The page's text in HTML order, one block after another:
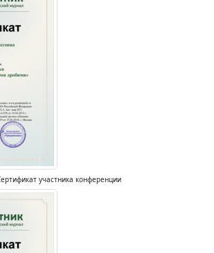
участника конференции